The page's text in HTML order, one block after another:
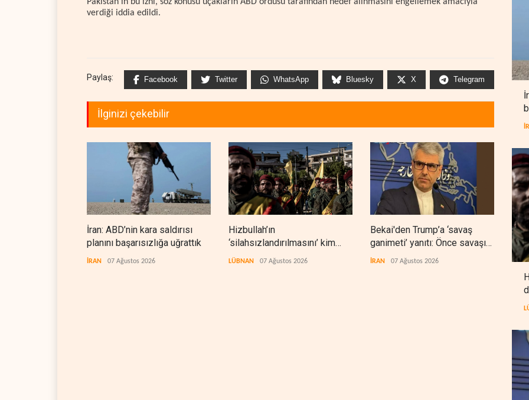
Pakistan'ın bu izni, söz konusu uçakların ABD ordusu tarafından hedef alınmasını engellemek amacıyla
verdiği iddia edildi.
Paylaş: Facebook Twitter WhatsApp Bluesky X Telegram
İlginizi çekebilir
İran: ABD’nin kara saldırısı
planını başarısızlığa uğrattık
İRAN 07 Ağustos 2026
Hizbullah’ın
‘silahsızlandırılmasını’ kim
denetleyecek?
LÜBNAN 07 Ağustos 2026
Bekai'den Trump’a ‘savaş
ganimeti’ yanıtı: Önce savaşı
kazan
İRAN 07 Ağustos 2026 BATI